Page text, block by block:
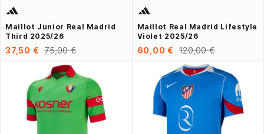
Maillot Junior Real Madrid
Third 2025/26
37,50 € 75,00 €
Maillot Real Madrid Lifestyle
Violet 2025/26
60,00 € 120,00 €